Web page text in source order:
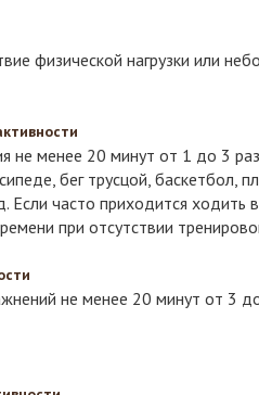
физической нагрузки или
не менее 20 минут от 1 до 3
бег трусцой, баскетбол,
Если часто приходится ходить
при отсутствии
не менее 20 минут от 3